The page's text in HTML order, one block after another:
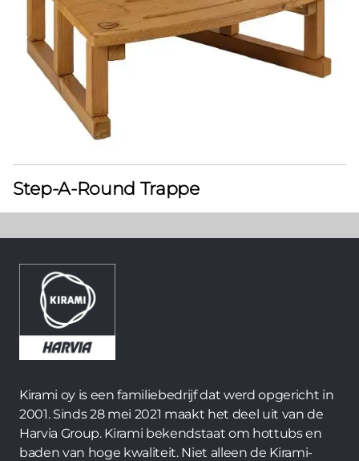
Step-A-Round Trappe
Kirami oy is een familiebedrijf dat werd opgericht in
2001. Sinds 28 mei 2021 maakt het deel uit van de
Harvia Group. Kirami bekendstaat om hottubs en
baden van hoge kwaliteit. Niet alleen de Kirami-